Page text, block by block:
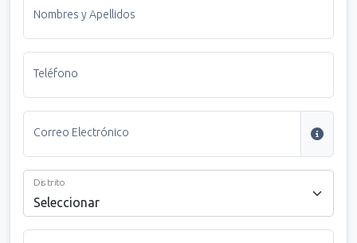
Nombres y Apellidos
Teléfono
Correo Electrónico
Seleccionar
Distrito